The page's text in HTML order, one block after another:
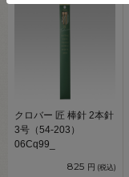
クロバー 匠 棒針 2本針
3号（54-203）
06Cq99_
825 円 (税込)